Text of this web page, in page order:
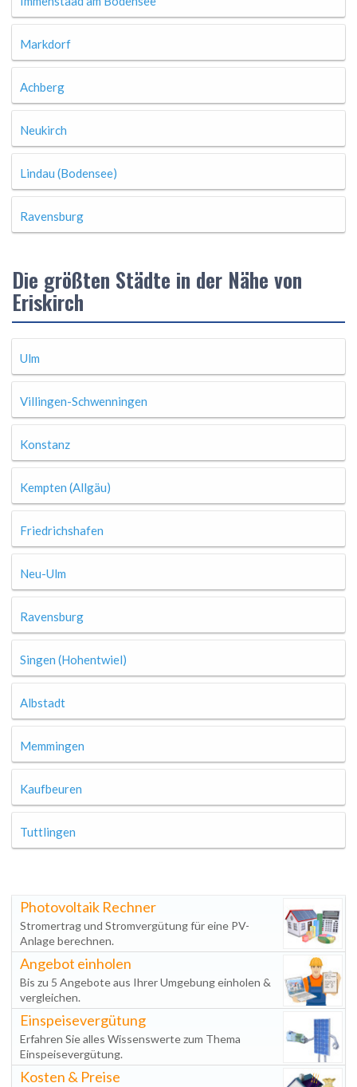
Markdorf
Achberg
Neukirch
Lindau (Bodensee)
Ravensburg
Die größten Städte in der Nähe von
Eriskirch
Ulm
Villingen-Schwenningen
Konstanz
Kempten (Allgäu)
Friedrichshafen
Neu-Ulm
Ravensburg
Singen (Hohentwiel)
Albstadt
Memmingen
Kaufbeuren
Tuttlingen
Photovoltaik Rechner
Stromertrag und Stromvergütung für eine PV-
Anlage berechnen.
Angebot einholen
Bis zu 5 Angebote aus Ihrer Umgebung einholen &
vergleichen.
Einspeisevergütung
Erfahren Sie alles Wissenswerte zum Thema
Einspeisevergütung.
Kosten & Preise